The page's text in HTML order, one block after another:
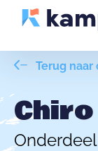
Terug naar